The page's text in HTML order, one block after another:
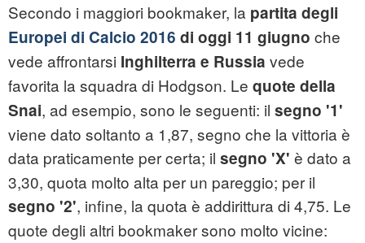
Secondo i maggiori bookmaker, la partita degli
Europei di Calcio 2016 di oggi 11 giugno che
vede affrontarsi Inghilterra e Russia vede
favorita la squadra di Hodgson. Le quote della
Snai, ad esempio, sono le seguenti: il segno '1'
viene dato soltanto a 1,87, segno che la vittoria è
data praticamente per certa; il segno 'X' è dato a
3,30, quota molto alta per un pareggio; per il
segno '2', infine, la quota è addirittura di 4,75. Le
quote degli altri bookmaker sono molto vicine: